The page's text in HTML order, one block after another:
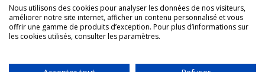
FF GOES GREEN!
Demandez les documents pour la certification
Nous utilisons des cookies pour analyser les données de nos visiteurs,
améliorer notre site internet, afficher un contenu personnalisé et vous
offrir une gamme de produits d’exception. Pour plus d’informations sur
les cookies utilisés, consulter les paramètres.